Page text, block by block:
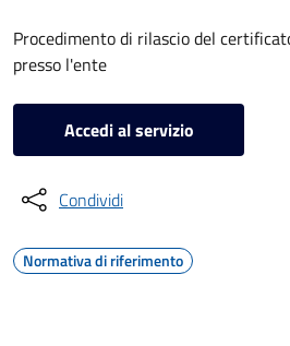
Procedimento di rilascio del
presso l'ente
Accedi al servizio
Condividi
Normativa di riferimento